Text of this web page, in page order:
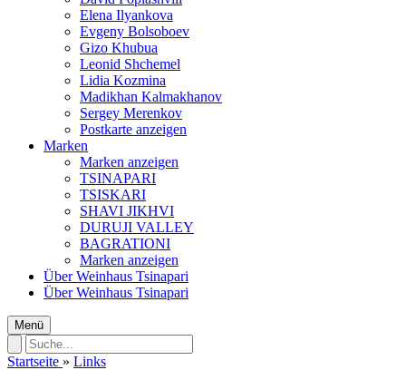
Elena Ilyankova
Evgeny Bolsoboev
Gizo Khubua
Leonid Shchemel
Lidia Kozmina
Madikhan Kalmakhanov
Sergey Merenkov
Postkarte anzeigen
Marken
Marken anzeigen
TSINAPARI
TSISKARI
SHAVI JIKHVI
DURUJI VALLEY
BAGRATIONI
Marken anzeigen
Über Weinhaus Tsinapari
Über Weinhaus Tsinapari
Menü
Startseite » Links